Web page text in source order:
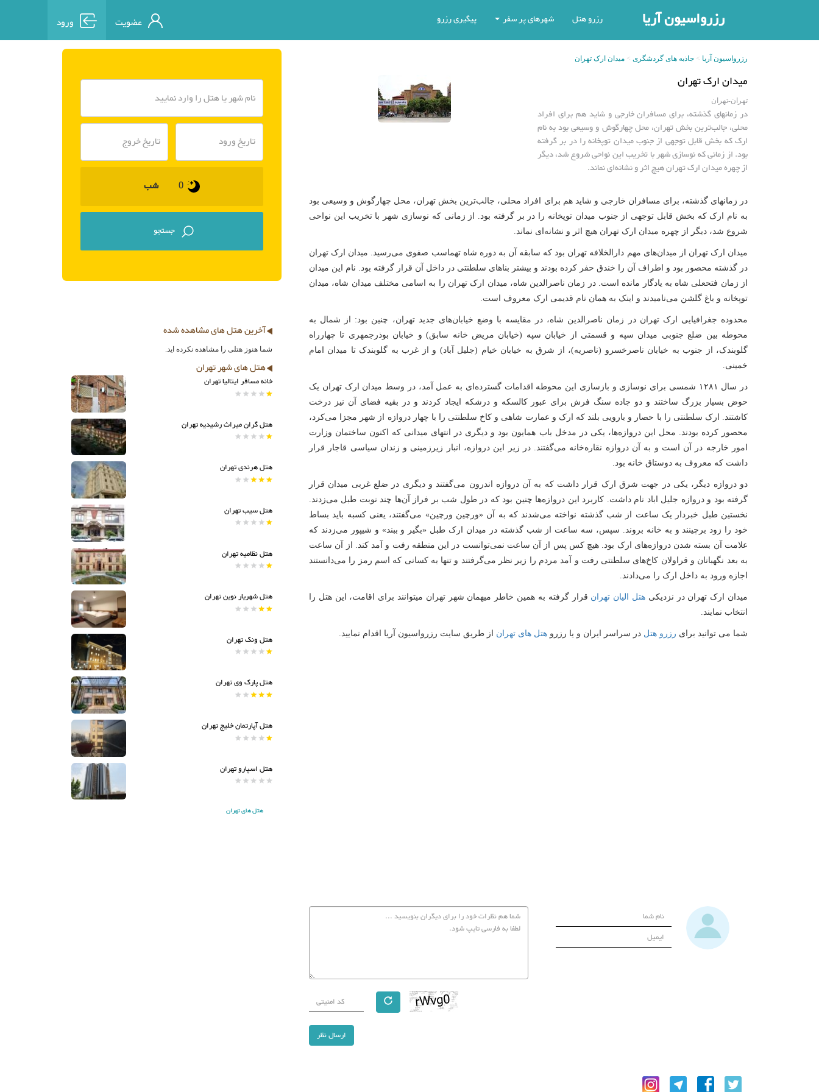
رزرواسیون آریا رزرو هتل شهرهای پر سفر پیگیری رزرو عضویت ورود
رزرواسیون آریا جاذبه های گردشگری میدان ارک تهران
میدان ارک تهران
تهران-تهران
در زمانهای گذشته، برای مسافران خارجی و شاید هم برای افراد
محلی، جالب‌ترین بخش تهران، محل چهارگوش و وسیعی بود به نام
ارک که بخش قابل توجهی از جنوب میدان توپخانه را در بر گرفته
بود. از زمانی که نوسازی شهر با تخریب این نواحی شروع شد، دیگر
از چهره میدان ارک تهران هیچ اثر و نشانه‌ای نماند.
در زمانهای گذشته، برای مسافران خارجی و شاید هم برای افراد محلی، جالب‌ترین بخش تهران، محل چهارگوش و وسیعی بود
به نام ارک که بخش قابل توجهی از جنوب میدان توپخانه را در بر گرفته بود. از زمانی که نوسازی شهر با تخریب این نواحی
شروع شد، دیگر از چهره میدان ارک تهران هیچ اثر و نشانه‌ای نماند.
میدان ارک تهران از میدان‌های مهم دارالخلافه تهران بود که سابقه آن به دوره شاه تهماسب صفوی می‌رسید. میدان ارک تهران
در گذشته محصور بود و اطراف آن را خندق حفر کرده بودند و بیشتر بناهای سلطنتی در داخل آن قرار گرفته بود. نام این میدان
از زمان فتحعلی شاه به یادگار مانده است. در زمان ناصرالدین شاه، میدان ارک تهران را به اسامی مختلف میدان شاه، میدان
توپخانه و باغ گلشن می‌نامیدند و اینک به همان نام قدیمی ارک معروف است.
محدوده جغرافیایی ارک تهران در زمان ناصرالدین شاه، در مقایسه با وضع خیابان‌های جدید تهران، چنین بود: از شمال به
محوطه بین ضلع جنوبی میدان سپه و قسمتی از خیابان سپه (خیابان مریض خانه سابق) و خیابان بوذرجمهری تا چهارراه
گلوبندک، از جنوب به خیابان ناصرخسرو (ناصریه)، از شرق به خیابان خیام (جلیل آباد) و از غرب به گلوبندک تا میدان امام
خمینی.
در سال ۱۲۸۱ شمسی برای نوسازی و بازسازی این محوطه اقدامات گسترده‌ای به عمل آمد، در وسط میدان ارک تهران یک
حوض بسیار بزرگ ساختند و دو جاده سنگ فرش برای عبور کالسکه و درشکه ایجاد کردند و در بقیه فضای آن نیز درخت
کاشتند. ارک سلطنتی را با حصار و بارویی بلند که ارک و عمارت شاهی و کاخ سلطنتی را با چهار دروازه از شهر مجزا می‌کرد،
محصور کرده بودند. محل این دروازه‌ها، یکی در مدخل باب همایون بود و دیگری در انتهای میدانی که اکنون ساختمان وزارت
امور خارجه در آن است و به آن دروازه نقاره‌خانه می‌گفتند. در زیر این دروازه، انبار زیرزمینی و زندان سیاسی قاجار قرار
داشت که معروف به دوستاق خانه بود.
دو دروازه دیگر، یکی در جهت شرق ارک قرار داشت که به آن دروازه اندرون می‌گفتند و دیگری در ضلع غربی میدان قرار
گرفته بود و دروازه جلیل اباد نام داشت. کاربرد این دروازه‌ها چنین بود که در طول شب بر فراز آن‌ها چند نوبت طبل می‌زدند.
نخستین طبل خبردار یک ساعت از شب گذشته نواخته می‌شدند که به آن «ورچین ورچین» می‌گفتند، یعنی کسبه باید بساط
خود را زود برچینند و به خانه بروند. سپس، سه ساعت از شب گذشته در میدان ارک طبل «بگیر و ببند» و شیپور می‌زدند که
علامت آن بسته شدن دروازه‌های ارک بود. هیچ کس پس از آن ساعت نمی‌توانست در این منطقه رفت و آمد کند. از آن ساعت
به بعد نگهبانان و قراولان کاخ‌های سلطنتی رفت و آمد مردم را زیر نظر می‌گرفتند و تنها به کسانی که اسم رمز را می‌دانستند
اجازه ورود به داخل ارک را می‌دادند.
میدان ارک تهران در نزدیکیهتل الیان تهران قرار گرفته به همین خاطر میهمان شهر تهران میتوانند برای اقامت، این هتل را
انتخاب نمایند.
شما می توانید برای رزرو هتل در سراسر ایران و یا رزرو هتل های تهران از طریق سایت رزرواسیون آریا اقدام نمایید.
شب
آخرین هتل های مشاهده شده
شما هنوز هتلی را مشاهده نکرده اید.
هتل های شهر تهران
خانه مسافر ایتالیا تهران
هتل گران میراث رشیدیه تهران
هتل هرندی تهران
هتل سیب تهران
هتل نظامیه تهران
هتل شهریار نوین تهران
هتل ونک تهران
هتل پارک وی تهران
هتل آپارتمان خلیج تهران
هتل اسپارو تهران
هتل های تهران